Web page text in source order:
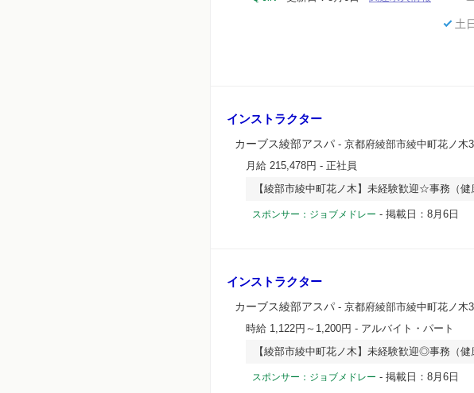
土
インストラクター
カーブス綾部アスパ - 京都府綾部市綾中町花ノ木
月給 215,478円 - 正社員
【綾部市綾中町花ノ木】未経験歓迎☆事務（
スポンサー：ジョブメドレー - 掲載日：8月6日
インストラクター
カーブス綾部アスパ - 京都府綾部市綾中町花ノ木
時給 1,122円～1,200円 - アルバイト・パート
【綾部市綾中町花ノ木】未経験歓迎◎事務（
スポンサー：ジョブメドレー - 掲載日：8月6日